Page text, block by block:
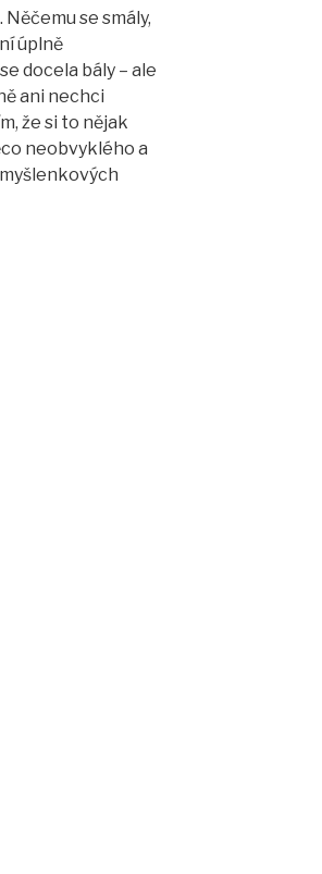
se smály,
úplně
docela bály – ale
ani nechci
že si to nějak
neobvyklého a